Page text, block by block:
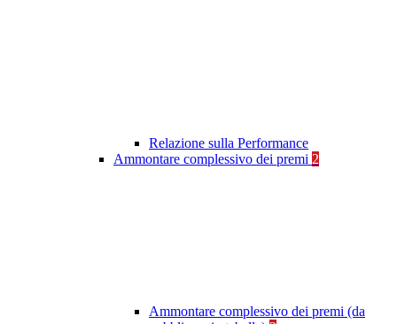
Relazione sulla Performance
Ammontare complessivo dei premi 2
Ammontare complessivo dei premi (da